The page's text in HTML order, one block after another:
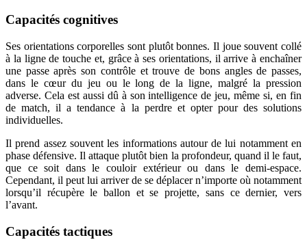
Capacités cognitives
Ses orientations corporelles sont plutôt bonnes. Il joue souvent collé
à la ligne de touche et, grâce à ses orientations, il arrive à enchaîner
une passe après son contrôle et trouve de bons angles de passes,
dans le cœur du jeu ou le long de la ligne, malgré la pression
adverse. Cela est aussi dû à son intelligence de jeu, même si, en fin
de match, il a tendance à la perdre et opter pour des solutions
individuelles.
Il prend assez souvent les informations autour de lui notamment en
phase défensive. Il attaque plutôt bien la profondeur, quand il le faut,
que ce soit dans le couloir extérieur ou dans le demi-espace.
Cependant, il peut lui arriver de se déplacer n’importe où notamment
lorsqu’il récupère le ballon et se projette, sans ce dernier, vers
l’avant.
Capacités tactiques